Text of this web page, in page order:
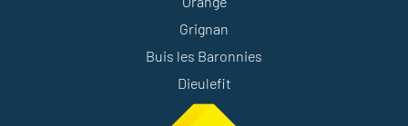
Grignan
Buis les Baronnies
Dieulefit